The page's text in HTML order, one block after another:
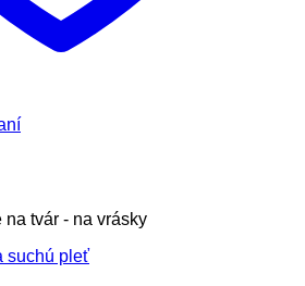
tvár - na vrásky
suchú pleť